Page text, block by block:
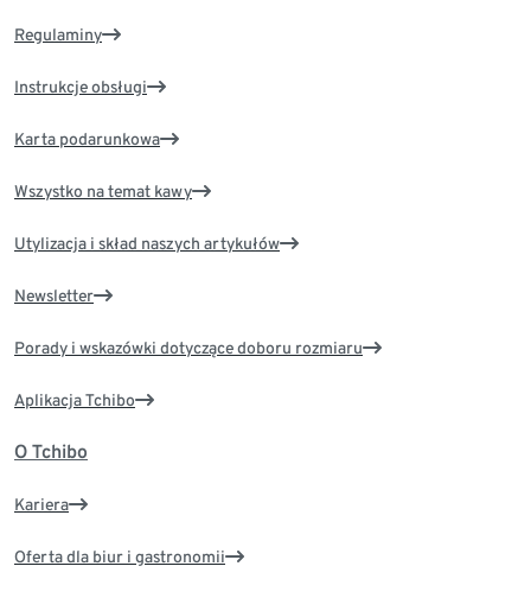
Regulaminy
Instrukcje obsługi
Karta podarunkowa
Wszystko na temat kawy
Utylizacja i skład naszych artykułów
Newsletter
Porady i wskazówki dotyczące doboru rozmiaru
Aplikacja Tchibo
O Tchibo
Kariera
Oferta dla biur i gastronomii